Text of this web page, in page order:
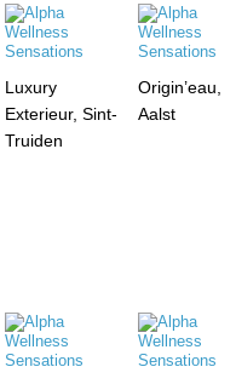
Luxury
Exterieur, Sint-
Truiden
Origin’eau,
Aalst